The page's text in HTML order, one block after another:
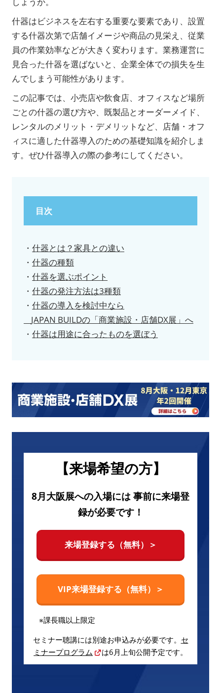
什器はビジネスを左右する重要な要素であり、設置
する什器次第で店舗イメージや商品の見栄え、従業
員の作業効率などが大きく変わります。業務運営に
見合った什器を選ばないと、企業全体での損失を生
んでしまう可能性があります。
この記事では、小売店や飲食店、オフィスなど場所
ごとの什器の選び方や、既製品とオーダーメイド、
レンタルのメリット・デメリットなど、店舗・オフ
ィスに適した什器導入のための基礎知識を紹介しま
す。ぜひ什器導入の際の参考にしてください。
目次
・ 什器とは？家具との違い
・ 什器の種類
・ 什器を選ぶポイント
・ 什器の発注方法は3種類
・ 什器の導入を検討中なら
JAPAN BUILDの「商業施設・店舗DX展」へ
・ 什器は用途に合ったものを選ぼう
【来場希望の方】
8月大阪展への入場には 事前に来場登
録が必要です！
来場登録する（無料）＞
VIP来場登録する（無料）＞
※課長職以上限定
セミナー聴講には別途お申込みが必要です。 セ
ミナープログラム
は6月上旬公開予定です。